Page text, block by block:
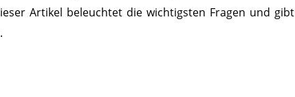
Artikel beleuchtet die wichtigsten Fragen und gibt